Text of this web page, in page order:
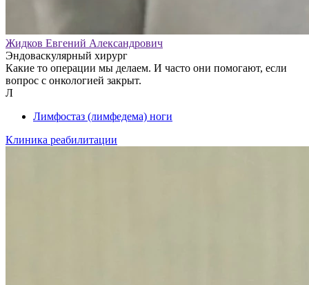
Жидков Евгений Александрович
Эндоваскулярный хирург
Какие то операции мы делаем. И часто они помогают, если
вопрос с онкологией закрыт.
Л
Лимфостаз (лимфедема) ноги
Клиника реабилитации